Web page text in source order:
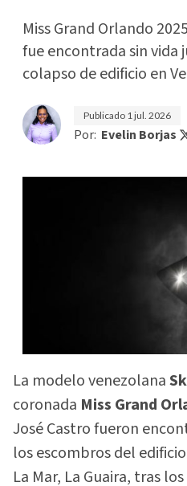
Miss Grand Orlando
fue encontrada sin vida
colapso de edificio en
Publicado 1 jul. 2026
Por: Evelin Borjas
La modelo venezolana
coronada Miss Grand
José Castro fueron
los escombros del
La Mar, La Guaira, tras